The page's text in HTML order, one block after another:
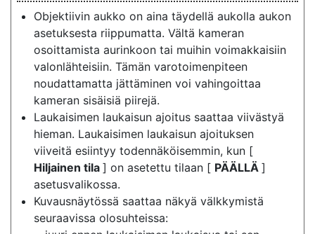
Objektiivin aukko on aina täydellä aukolla aukon
asetuksesta riippumatta. Vältä kameran
osoittamista aurinkoon tai muihin voimakkaisiin
valonlähteisiin. Tämän varotoimenpiteen
noudattamatta jättäminen voi vahingoittaa
kameran sisäisiä piirejä.
Laukaisimen laukaisun ajoitus saattaa viivästyä
hieman. Laukaisimen laukaisun ajoituksen
viiveitä esiintyy todennäköisemmin, kun [
Hiljainen tila ] on asetettu tilaan [ PÄÄLLÄ ]
asetusvalikossa.
Kuvausnäytössä saattaa näkyä välkkymistä
seuraavissa olosuhteissa: